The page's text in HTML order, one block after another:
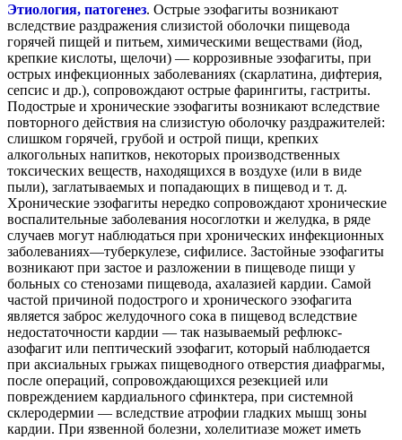
Этиология, патогенез. Острые эзофагиты возникают
вследствие раздражения слизистой оболочки пищевода
горячей пищей и питьем, химическими веществами (йод,
крепкие кислоты, щелочи) — коррозивные эзофагиты, при
острых инфекционных заболеваниях (скарлатина, дифтерия,
сепсис и др.), сопровождают острые фарингиты, гастриты.
Подострые и хронические эзофагиты возникают вследствие
повторного действия на слизистую оболочку раздражителей:
слишком горячей, грубой и острой пищи, крепких
алкогольных напитков, некоторых производственных
токсических веществ, находящихся в воздухе (или в виде
пыли), заглатываемых и попадающих в пищевод и т. д.
Хронические эзофагиты нередко сопровождают хронические
воспалительные заболевания носоглотки и желудка, в ряде
случаев могут наблюдаться при хронических инфекционных
заболеваниях—туберкулезе, сифилисе. Застойные эзофагиты
возникают при застое и разложении в пищеводе пищи у
больных со стенозами пищевода, ахалазией кардии. Самой
частой причиной подострого и хронического эзофагита
является заброс желудочного сока в пищевод вследствие
недостаточности кардии — так называемый рефлюкс-
азофагит или пептический эзофагит, который наблюдается
при аксиальных грыжах пищеводного отверстия диафрагмы,
после операций, сопровождающихся резекцией или
повреждением кардиального сфинктера, при системной
склеродермии — вследствие атрофии гладких мышц зоны
кардии. При язвенной болезни, холелитиазе может иметь